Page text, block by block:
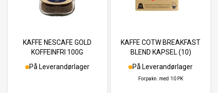
KAFFE NESCAFE GOLD
KOFFEINFRI 100G
På Leverandørlager
KAFFE COTW BREAKFAST
BLEND KAPSEL (10)
På Leverandørlager
Forpakn. med 10 PK